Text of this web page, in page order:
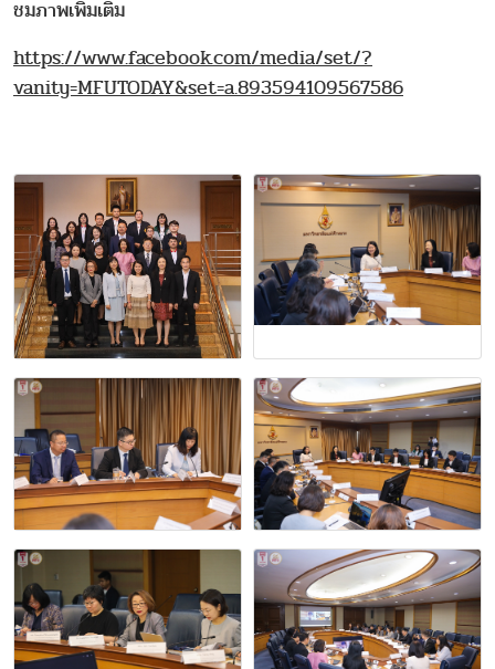
ชมภาพเพิ่มเติม
https://www.facebook.com/media/set/?
vanity=MFUTODAY&set=a.893594109567586